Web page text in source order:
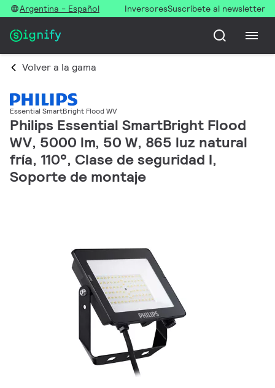
Argentina - Español InversoresSuscríbete al newsletter
Volver a la gama
Essential SmartBright Flood WV
Philips Essential SmartBright Flood
WV, 5000 lm, 50 W, 865 luz natural
fría, 110°, Clase de seguridad I,
Soporte de montaje